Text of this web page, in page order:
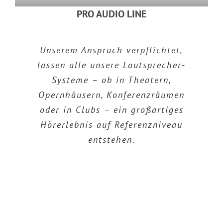
PRO AUDIO LINE
Unserem Anspruch verpflichtet,
lassen alle unsere Lautsprecher-
Systeme – ob in Theatern,
Opernhäusern, Konferenzräumen
oder in Clubs – ein großartiges
Hörerlebnis auf Referenzniveau
entstehen.